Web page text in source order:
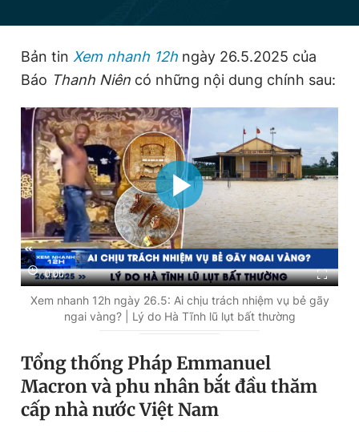
Hotline
0906 645 777
Liên hệ quảng cáo
0908 780 404
Đặt báo Quảng cáo RSS Tòa soạn Chính sách bảo
Tổng biên tập: Nguyễn Ngọc Toàn
Phó tổng biên tập thường trực: Hải Thành
Phó tổng biên tập: Lâm Hiếu Dũng
Phó tổng biên tập: Trần Việt Hưng
Giấy phép xuất bản số 110/GP - BTTTT cấp ngày 24.3.2020
bản. Phát triển bởi ePi Technologies, JSC.
Bản tin Xem nhanh 12h ngày 26.5.2025 của
Báo Thanh Niên có những nội dung chính sau:
0:00
Xem nhanh 12h ngày 26.5: Ai chịu trách nhiệm vụ bẻ gãy
ngai vàng? | Lý do Hà Tĩnh lũ lụt bất thường
Tổng thống Pháp Emmanuel
Macron và phu nhân bắt đầu thăm
cấp nhà nước Việt Nam